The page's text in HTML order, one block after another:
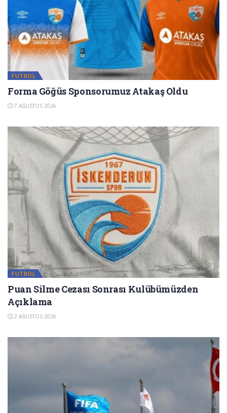
FUTBOL
Forma Göğüs Sponsorumuz Atakaş Oldu
7 AĞUSTOS 2026
FUTBOL
Puan Silme Cezası Sonrası Kulübümüzden
Açıklama
2 AĞUSTOS 2026